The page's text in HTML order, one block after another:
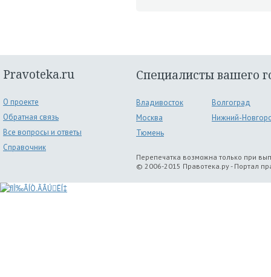
Pravoteka.ru
О проекте
Обратная связь
Все вопросы и ответы
Справочник
Специалисты вашего
Владивосток
Волгоград
Москва
Нижний-
Тюмень
Перепечатка возможна только при
© 2006-2015 Правотека.ру - Портал